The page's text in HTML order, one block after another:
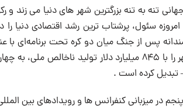
تنه به تنه بزرگترین شهر های دنیا می زند و
سئول، پرشتاب ترین رشد اقتصادی دنیا
پس از جنگ میان دو کره تحت برنامه‌ای
اکنون این شهر را با ۸۴۵ میلیارد دلار تولید
کرده است .
پنجم در میزبانی کنفرانس ها و رویدادهای بین